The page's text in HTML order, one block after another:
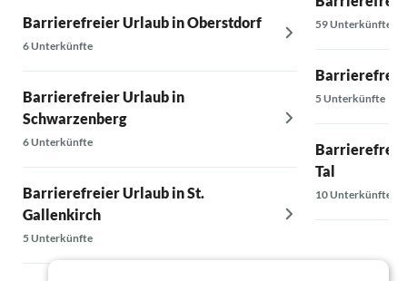
Barrierefreier Urlaub in Oberstdorf
6 Unterkünfte
Barrierefreier Urlaub in
Schwarzenberg
6 Unterkünfte
Barrierefreier Urlaub in St.
Gallenkirch
5 Unterkünfte
59 Unterkünfte
5 Unterkünfte
Tal
10 Unterkünfte